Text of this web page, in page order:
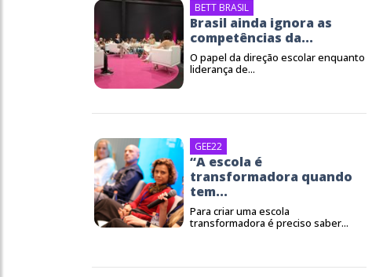
BETT BRASIL
Brasil ainda ignora as
competências da...
O papel da direção escolar enquanto
liderança de...
GEE22
“A escola é
transformadora quando
tem...
Para criar uma escola
transformadora é preciso saber...